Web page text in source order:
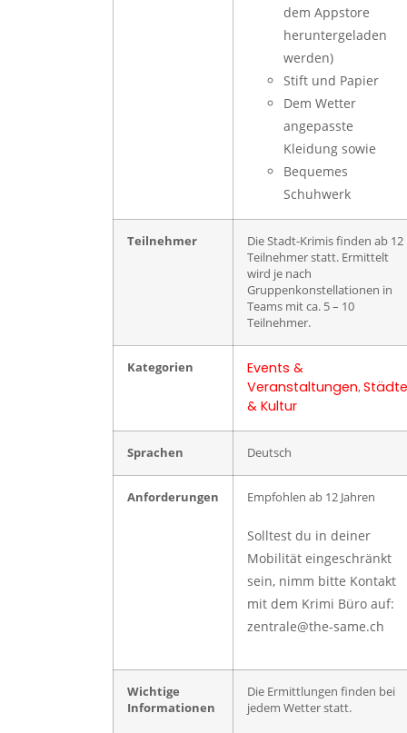
dem Appstore
heruntergeladen
werden)
Stift und Papier
Dem Wetter
angepasste
Kleidung sowie
Bequemes
Schuhwerk
Teilnehmer
Die Stadt-Krimis finden ab 12
Teilnehmer statt. Ermittelt
wird je nach
Gruppenkonstellationen in
Teams mit ca. 5 – 10
Teilnehmer.
Kategorien
Events &
Veranstaltungen,Städte
& Kultur
Sprachen Deutsch
Anforderungen Empfohlen ab 12 Jahren
Solltest du in deiner
Mobilität eingeschränkt
sein, nimm bitte Kontakt
mit dem Krimi Büro auf:
zentrale@the-same.ch
Wichtige
Informationen
Die Ermittlungen finden bei
jedem Wetter statt.